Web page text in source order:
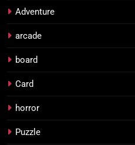
Adventure
arcade
board
Card
horror
Puzzle